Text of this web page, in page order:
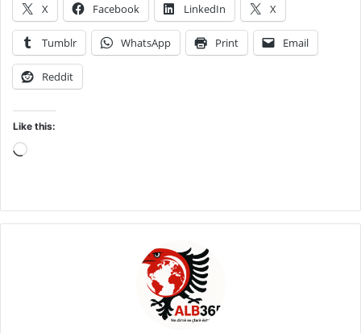
X Facebook LinkedIn X
Tumblr WhatsApp Print Email
Reddit
Like this:
Loading…